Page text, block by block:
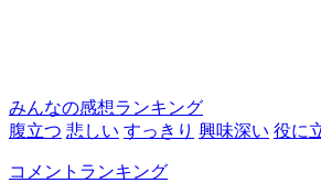
みんなの感想ランキング
腹立つ 悲しい すっきり 興味深い 役に
コメントランキング